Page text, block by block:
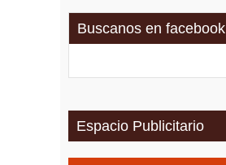
Buscanos en facebook
Espacio Publicitario